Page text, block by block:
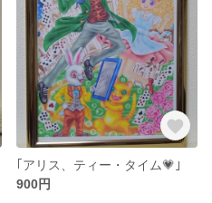
｢アリス、ティー・タイム💗｣
900円